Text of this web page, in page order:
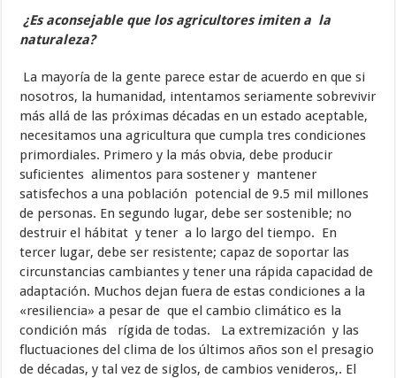
¿Es aconsejable que los agricultores imiten a la
naturaleza?
La mayoría de la gente parece estar de acuerdo en que si
nosotros, la humanidad, intentamos seriamente sobrevivir
más allá de las próximas décadas en un estado aceptable,
necesitamos una agricultura que cumpla tres condiciones
primordiales. Primero y la más obvia, debe producir
suficientes alimentos para sostener y mantener
satisfechos a una población potencial de 9.5 mil millones
de personas. En segundo lugar, debe ser sostenible; no
destruir el hábitat y tener a lo largo del tiempo. En
tercer lugar, debe ser resistente; capaz de soportar las
circunstancias cambiantes y tener una rápida capacidad de
adaptación. Muchos dejan fuera de estas condiciones a la
«resiliencia» a pesar de que el cambio climático es la
condición más rígida de todas. La extremización y las
fluctuaciones del clima de los últimos años son el presagio
de décadas, y tal vez de siglos, de cambios venideros,. El